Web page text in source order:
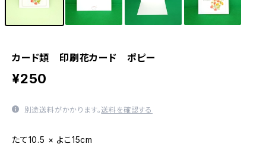
カード類 印刷花カード ポピー
¥250
別途送料がかかります。送料を確認する
たて10.5 × よこ15cm